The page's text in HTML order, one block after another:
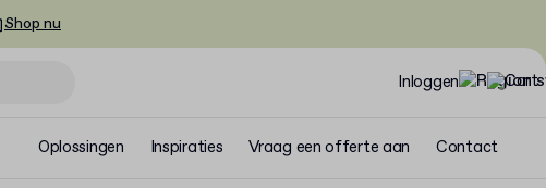
Shop nu
Inloggen
Oplossingen Inspiraties Vraag een offerte aan Contact